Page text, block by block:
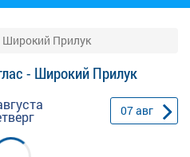
Широкий Прилук
- Широкий Прилук
07авг